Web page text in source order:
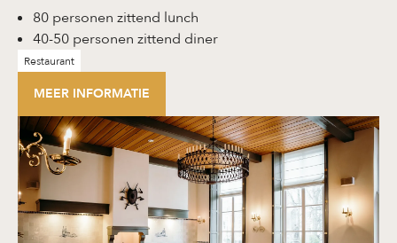
80 personen zittend lunch
40-50 personen zittend diner
Restaurant
MEER INFORMATIE